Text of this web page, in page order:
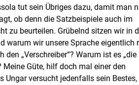
tut sein Übriges dazu, damit man
ob denn die Satzbeispiele auch im
zu beurteilen. Grübelnd sitzen wir in
warum wir unsere Sprache eigentlich
„Verschreiber“? Warum ist es „die
Meine Güte, hilf doch mal einer den
Ungar versucht jedenfalls sein